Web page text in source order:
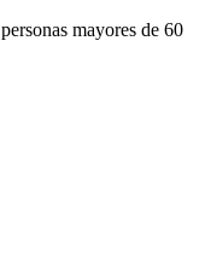
mayores de 60